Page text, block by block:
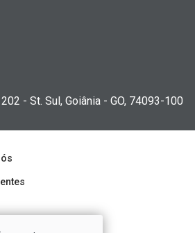
- St. Sul, Goiânia - GO, 74093-100